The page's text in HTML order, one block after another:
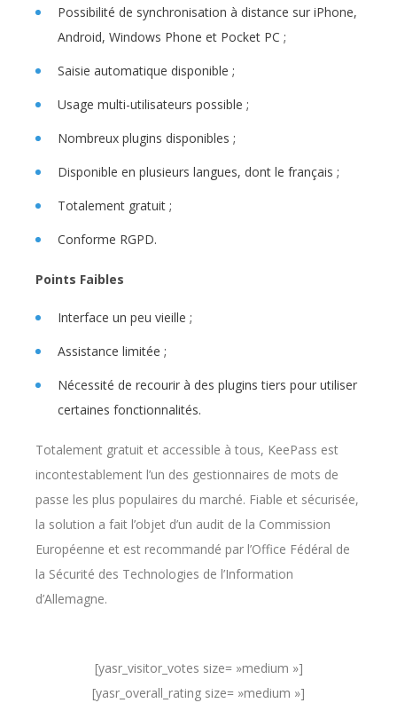
Possibilité de synchronisation à distance sur iPhone,
Android, Windows Phone et Pocket PC ;
Saisie automatique disponible ;
Usage multi-utilisateurs possible ;
Nombreux plugins disponibles ;
Disponible en plusieurs langues, dont le français ;
Totalement gratuit ;
Conforme RGPD.
Points Faibles
Interface un peu vieille ;
Assistance limitée ;
Nécessité de recourir à des plugins tiers pour utiliser
certaines fonctionnalités.
Totalement gratuit et accessible à tous, KeePass est
incontestablement l’un des gestionnaires de mots de
passe les plus populaires du marché. Fiable et sécurisée,
la solution a fait l’objet d’un audit de la Commission
Européenne et est recommandé par l’Office Fédéral de
la Sécurité des Technologies de l’Information
d’Allemagne.
[yasr_visitor_votes size= »medium »]
[yasr_overall_rating size= »medium »]